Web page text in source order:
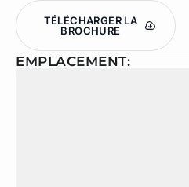
TÉLÉCHARGER LA
BROCHURE
EMPLACEMENT: